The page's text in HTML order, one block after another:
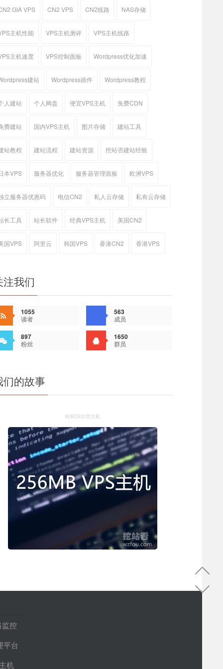
GIA VPS CN2 VPS CN2线路 NAS存储
主机性能 VPS主机测评 VPS主机线路
主机速度 VPS控制面板 Wordpress优化加速
建站 Wordpress插件 Wordpress教程
人建站 个人网盘 便宜VPS主机 免费CDN
费建站 国内VPS主机 图片存储 建站工具
站教程 建站流程 建站资源 挖站否建站经验
本VPS 服务器优化 服务器管理面板 欧洲VPS
立服务器优惠码 电信CN2 私人云存储 私有云存储
长工具 站长软件 经典VPS主机 美国CN2
国VPS 阿里云 韩国VPS 香港CN2 香港VPS
注我们
1055
读者
563
成员
897
粉丝
1650
群员
们的故事
站长QI自营主机
控
平台
机